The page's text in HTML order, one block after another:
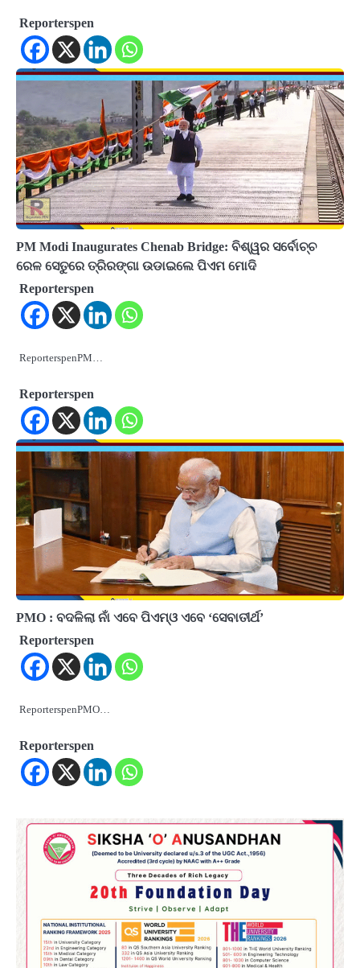
Reporterspen
PM Modi Inaugurates Chenab Bridge: ବିଶ୍ୱର ସର୍ବୋଚ୍ଚ
ରେଳ ସେତୁରେ ତ୍ରିରଙ୍ଗା ଉଡାଇଲେ ପିଏମ ମୋଦି
Reporterspen
ReporterspenPM…
Reporterspen
PMO : ବଦଳିଲା ନାଁ ଏବେ ପିଏମ୍‌ଓ ଏବେ ‘ସେବାତୀର୍ଥ’
Reporterspen
ReporterspenPMO…
Reporterspen
Odisha Attracts Investment Proposals
Worth ₹66,392 Crore, Over 54,000 Jobs
Expected
Reporters Pen